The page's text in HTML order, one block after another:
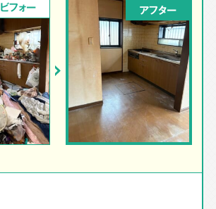
ビフォー アフター